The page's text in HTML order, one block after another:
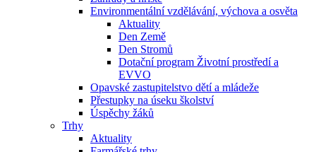
Environmentální vzdělávání, výchova a osvěta
Aktuality
Den Země
Den Stromů
Dotační program Životní prostředí a
EVVO
Opavské zastupitelstvo dětí a mládeže
Přestupky na úseku školství
Úspěchy žáků
Trhy
Aktuality